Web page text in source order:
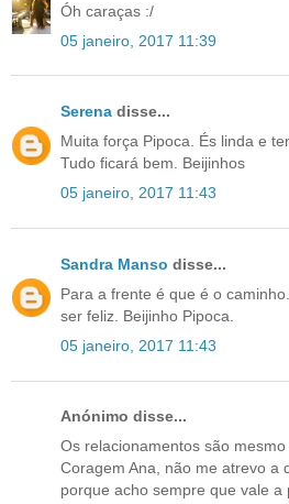
Óh caraças :/
05 janeiro, 2017 11:39
Serena disse...
Muita força Pipoca. És linda e
Tudo ficará bem. Beijinhos
05 janeiro, 2017 11:43
Sandra Manso disse...
Para a frente é que é o
ser feliz. Beijinho Pipoca.
05 janeiro, 2017 11:43
Anónimo disse...
Os relacionamentos são
Coragem Ana, não me atrevo a
porque acho sempre que vale a